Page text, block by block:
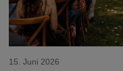
15. Juni 2026